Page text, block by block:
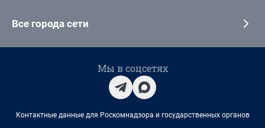
Все города сети
Мы в соцсетях
Контактные данные для Роскомнадзора и государственных органов